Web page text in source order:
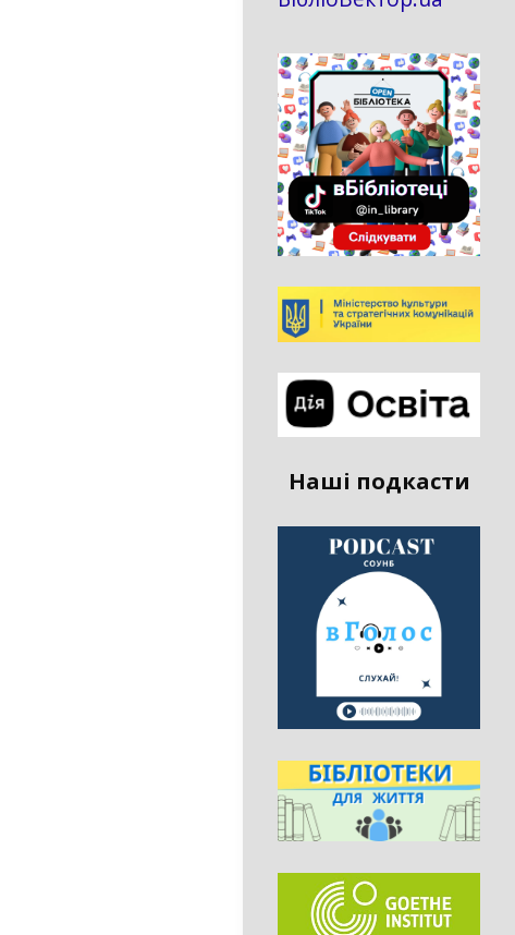
Наші подкасти